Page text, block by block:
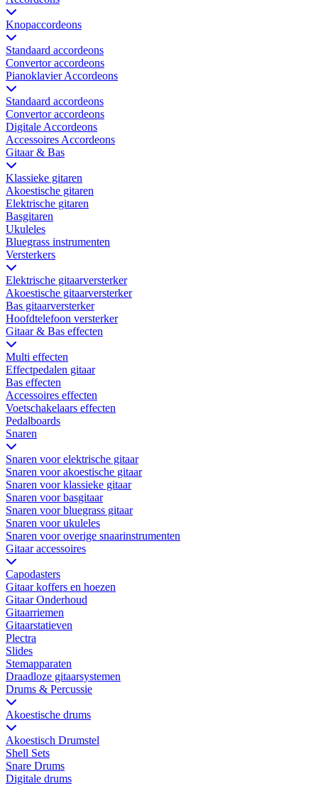
Knopaccordeons
Standaard accordeons
Convertor accordeons
Pianoklavier Accordeons
Standaard accordeons
Convertor accordeons
Digitale Accordeons
Accessoires Accordeons
Gitaar & Bas
Klassieke gitaren
Akoestische gitaren
Elektrische gitaren
Basgitaren
Ukuleles
Bluegrass instrumenten
Versterkers
Elektrische gitaarversterker
Akoestische gitaarversterker
Bas gitaarversterker
Hoofdtelefoon versterker
Gitaar & Bas effecten
Multi effecten
Effectpedalen gitaar
Bas effecten
Accessoires effecten
Voetschakelaars effecten
Pedalboards
Snaren
Snaren voor elektrische gitaar
Snaren voor akoestische gitaar
Snaren voor klassieke gitaar
Snaren voor basgitaar
Snaren voor bluegrass gitaar
Snaren voor ukuleles
Snaren voor overige snaarinstrumenten
Gitaar accessoires
Capodasters
Gitaar koffers en hoezen
Gitaar Onderhoud
Gitaarriemen
Gitaarstatieven
Plectra
Slides
Stemapparaten
Draadloze gitaarsystemen
Drums & Percussie
Akoestische drums
Akoestisch Drumstel
Shell Sets
Snare Drums
Digitale drums